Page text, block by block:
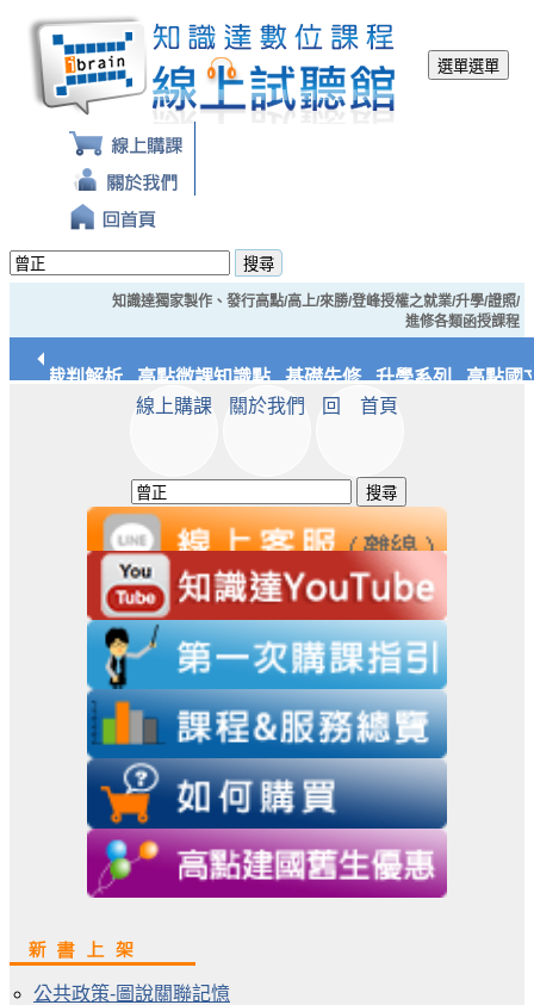
選單選單
搜尋
知識達獨家製作、發行高點/高上/來勝/登峰授權之就業/升學/證照/
進修各類函授課程
經典裁判解析 高點微課知識點 基礎先修 升學系列 高點國
知識達文化
線上購課 關於我們 回 首頁
搜尋
公共政策-圖說關聯記憶